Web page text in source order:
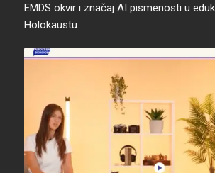
EMDS okvir i značaj AI pismenosti u
Holokaustu.